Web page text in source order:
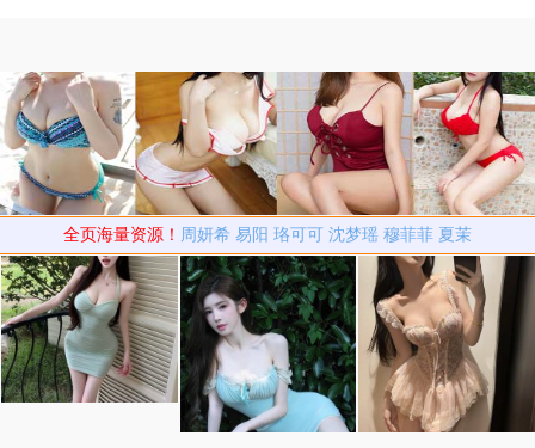
全页海量资源！ 周妍希 易阳 珞可可 沈梦瑶 穆菲菲 夏茉